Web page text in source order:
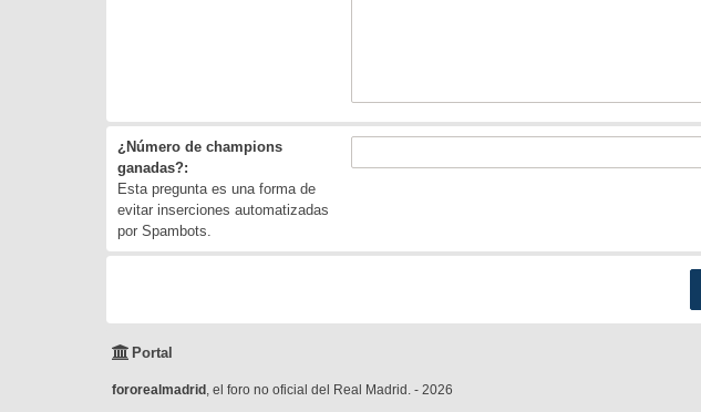
¿Número de champions
ganadas?:
Esta pregunta es una forma de
evitar inserciones automatizadas
por Spambots.
Portal
fororealmadrid , el foro no oficial del Real Madrid. - 2026